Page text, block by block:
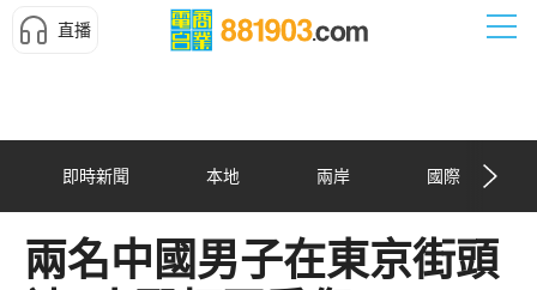
直播
即時新聞 本地 兩岸 國際
兩名中國男子在東京街頭